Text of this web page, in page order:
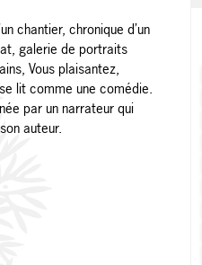
chantier, chronique d’un
galerie de portraits
Vous plaisantez,
lit comme une comédie.
par un narrateur qui
auteur.